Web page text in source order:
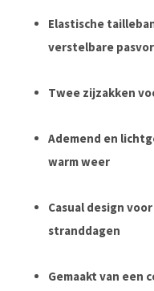
Elastische
verstelbare
Twee zijzakken
Ademend en
warm weer
Casual design
stranddagen
Gemaakt van